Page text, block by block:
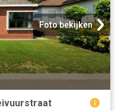
Foto bekijken